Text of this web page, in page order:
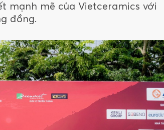
mạnh mẽ của Vietceramics với
đồng.